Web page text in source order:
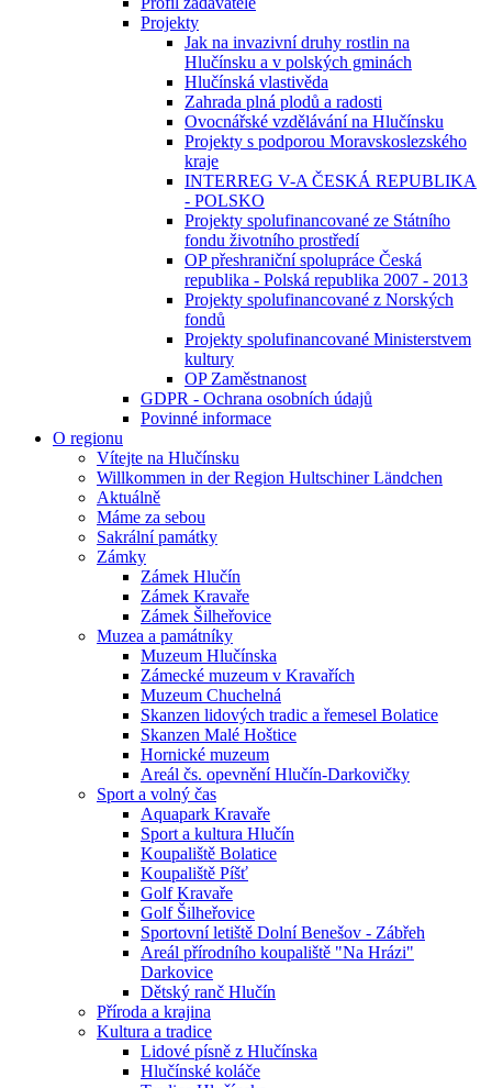
Projekty
Jak na invazivní druhy rostlin na
Hlučínsku a v polských gminách
Hlučínská vlastivěda
Zahrada plná plodů a radosti
Ovocnářské vzdělávání na Hlučínsku
Projekty s podporou Moravskoslezského
kraje
INTERREG V-A ČESKÁ REPUBLIKA
- POLSKO
Projekty spolufinancované ze Státního
fondu životního prostředí
OP přeshraniční spolupráce Česká
republika - Polská republika 2007 - 2013
Projekty spolufinancované z Norských
fondů
Projekty spolufinancované Ministerstvem
kultury
OP Zaměstnanost
GDPR - Ochrana osobních údajů
Povinné informace
O regionu
Vítejte na Hlučínsku
Willkommen in der Region Hultschiner Ländchen
Aktuálně
Máme za sebou
Sakrální památky
Zámky
Zámek Hlučín
Zámek Kravaře
Zámek Šilheřovice
Muzea a památníky
Muzeum Hlučínska
Zámecké muzeum v Kravařích
Muzeum Chuchelná
Skanzen lidových tradic a řemesel Bolatice
Skanzen Malé Hoštice
Hornické muzeum
Areál čs. opevnění Hlučín-Darkovičky
Sport a volný čas
Aquapark Kravaře
Sport a kultura Hlučín
Koupaliště Bolatice
Koupaliště Píšť
Golf Kravaře
Golf Šilheřovice
Sportovní letiště Dolní Benešov - Zábřeh
Areál přírodního koupaliště "Na Hrázi"
Darkovice
Dětský ranč Hlučín
Příroda a krajina
Kultura a tradice
Lidové písně z Hlučínska
Hlučínské koláče